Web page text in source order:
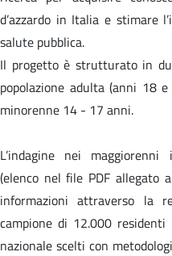
d’azzardo in Italia e stimare
salute pubblica.
Il progetto è strutturato in
popolazione adulta (anni 18
minorenne 14 - 17 anni.
L’indagine nei
(elenco nel file PDF allegato
informazioni attraverso la
campione di 12.000
nazionale scelti con